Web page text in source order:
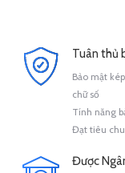
Tuân thủ
Bảo mật
chữ số
Tính năng
Đạt tiêu
Được